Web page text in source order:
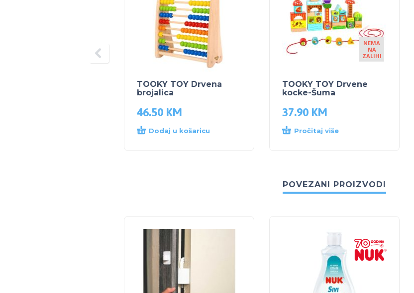
TOOKY TOY Drvena
brojalica
46.50 KM
Dodaj u košaricu
NEMA
NA
ZALIHI
TOOKY TOY Drvene
kocke-Šuma
37.90 KM
Pročitaj više
POVEZANI PROIZVODI